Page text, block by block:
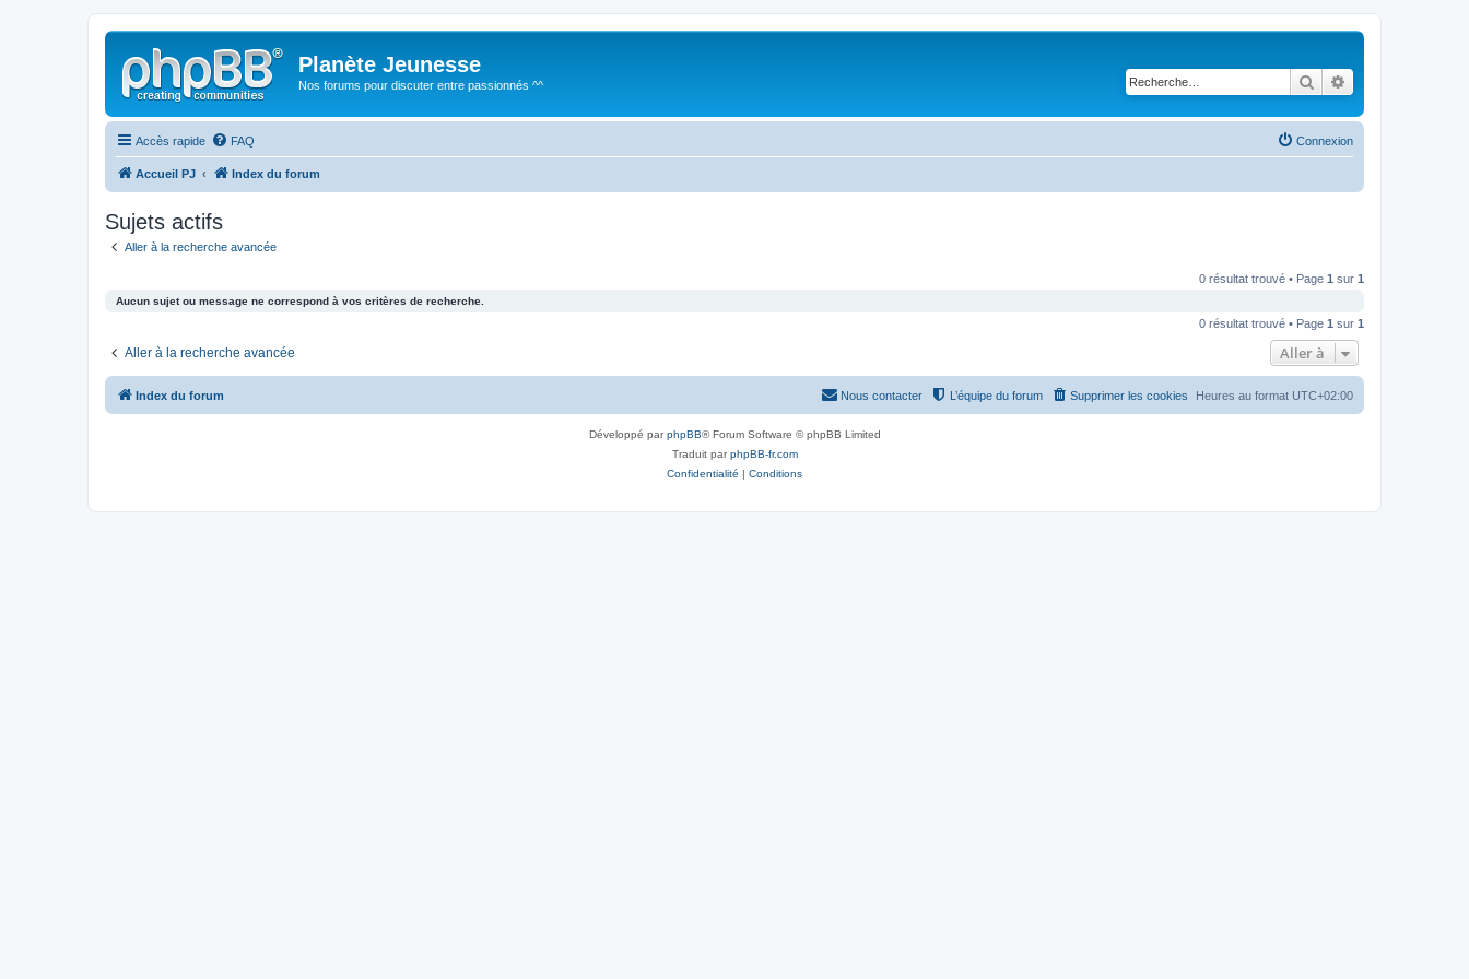
Planète Jeunesse
Nos forums pour discuter entre passionnés ^^ Rechercher
Accès rapide FAQ Connexion
Accueil PJ Index du forum
Sujets actifs
Aller à la recherche avancée
0 résultat trouvé • Page 1 sur 1
Aucun sujet ou message ne correspond à vos critères de recherche.
0 résultat trouvé • Page 1 sur 1
Aller à la recherche avancée Aller à
Index du forum Heures au format UTC+02:00
Supprimer les cookies
L’équipe du forum
Nous contacter
Développé parphpBB® Forum Software © phpBB Limited
Traduit parphpBB-fr.com
Confidentialité | Conditions